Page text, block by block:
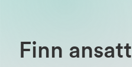
Finn ansatt